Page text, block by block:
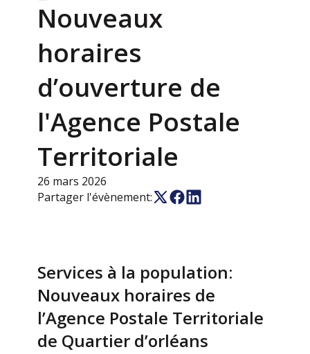
Nouveaux
horaires
d’ouverture de
l'Agence Postale
Territoriale
26 mars 2026
Partager l'évènement:
Services à la population:
Nouveaux horaires de
l’Agence Postale Territoriale
de Quartier d’orléans